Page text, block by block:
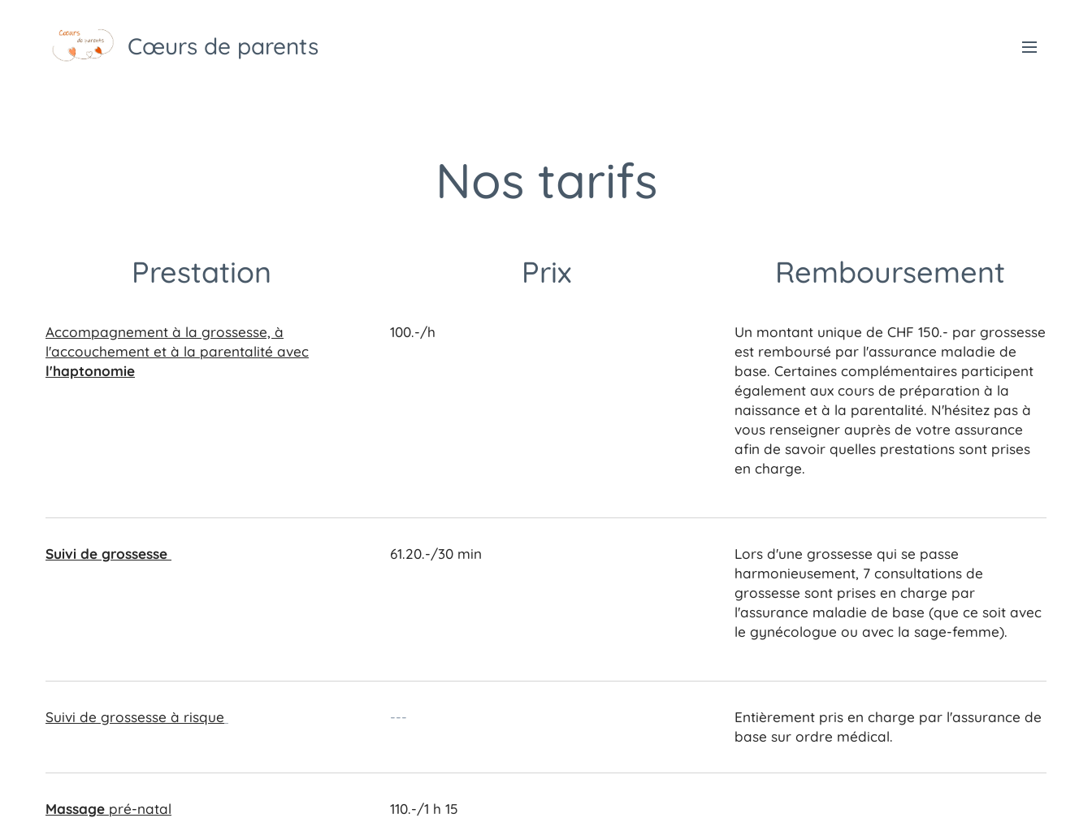
Cœurs de parents
Nos tarifs
Prestation
Accompagnement à la grossesse, à
l'accouchement et à la parentalité avec
l'haptonomie
Prix
100.-/h
Remboursement
Un montant unique de CHF 150.- par grossesse
est remboursé par l'assurance maladie de
base. Certaines complémentaires participent
également aux cours de préparation à la
naissance et à la parentalité. N'hésitez pas à
vous renseigner auprès de votre assurance
afin de savoir quelles prestations sont prises
en charge.
Suivi de grossesse 61.20.-/30 min
Lors d'une grossesse qui se passe
harmonieusement, 7 consultations de
grossesse sont prises en charge par
l'assurance maladie de base (que ce soit avec
le gynécologue ou avec la sage-femme).
Suivi de grossesse à risque ---
Entièrement pris en charge par l'assurance de
base sur ordre médical.
Massage pré-natal 110.-/1 h 15